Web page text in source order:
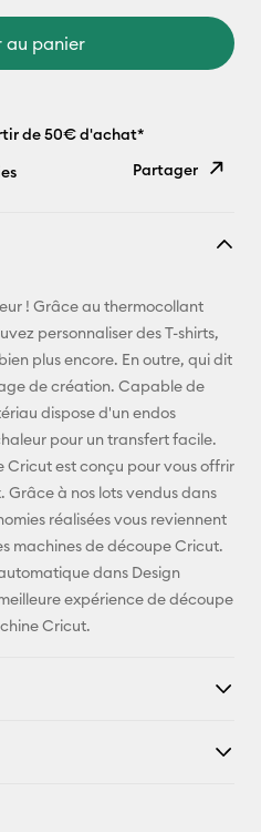
au panier
de 50€ d'achat*
Partager
Pinterest
Facebook
! Grâce au thermocollant
personnaliser des T-shirts,
plus encore. En outre, qui dit
de création. Capable de
dispose d'un endos
pour un transfert facile.
est conçu pour vous offrir
à nos lots vendus dans
réalisées vous reviennent
machines de découpe Cricut.
dans Design
expérience de découpe
Cricut.